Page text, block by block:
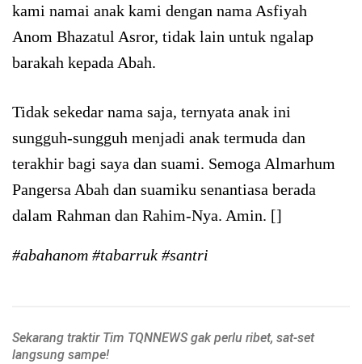
kami namai anak kami dengan nama Asfiyah
Anom Bhazatul Asror, tidak lain untuk ngalap
barakah kepada Abah.
Tidak sekedar nama saja, ternyata anak ini
sungguh-sungguh menjadi anak termuda dan
terakhir bagi saya dan suami. Semoga Almarhum
Pangersa Abah dan suamiku senantiasa berada
dalam Rahman dan Rahim-Nya. Amin. []
#abahanom #tabarruk #santri
Sekarang traktir Tim TQNNEWS gak perlu ribet, sat-set
langsung sampe!